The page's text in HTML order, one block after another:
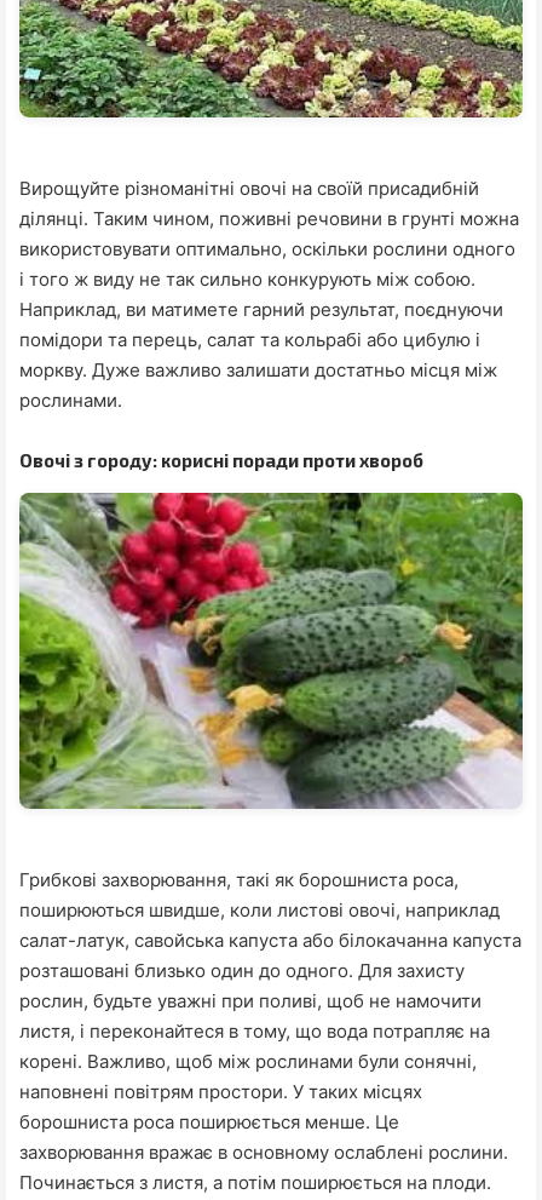
Вирощуйте різноманітні овочі на своїй присадибній
ділянці. Таким чином, поживні речовини в грунті можна
використовувати оптимально, оскільки рослини одного
і того ж виду не так сильно конкурують між собою.
Наприклад, ви матимете гарний результат, поєднуючи
помідори та перець, салат та кольрабі або цибулю і
моркву. Дуже важливо залишати достатньо місця між
рослинами.
Овочі з городу: корисні поради проти хвороб
Грибкові захворювання, такі як борошниста роса,
поширюються швидше, коли листові овочі, наприклад
салат-латук, савойська капуста або білокачанна капуста
розташовані близько один до одного. Для захисту
рослин, будьте уважні при поливі, щоб не намочити
листя, і переконайтеся в тому, що вода потрапляє на
корені. Важливо, щоб між рослинами були сонячні,
наповнені повітрям простори. У таких місцях
борошниста роса поширюється менше. Це
захворювання вражає в основному ослаблені рослини.
Починається з листя, а потім поширюється на плоди.